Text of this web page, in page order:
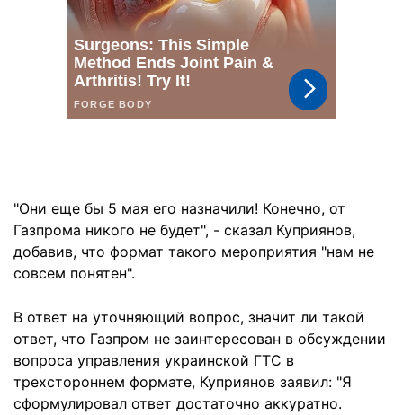
"Они еще бы 5 мая его назначили! Конечно, от
Газпрома никого не будет", - сказал Куприянов,
добавив, что формат такого мероприятия "нам не
совсем понятен".
В ответ на уточняющий вопрос, значит ли такой
ответ, что Газпром не заинтересован в обсуждении
вопроса управления украинской ГТС в
трехстороннем формате, Куприянов заявил: "Я
сформулировал ответ достаточно аккуратно.